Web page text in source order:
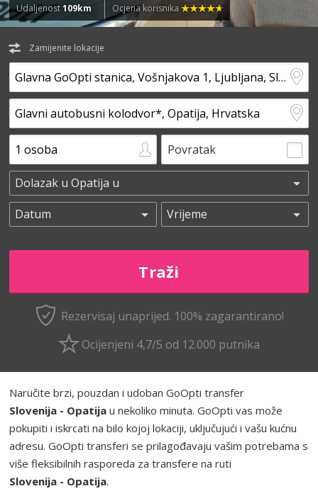
Udaljenost109km Ocjena korisnika
Zamijenite lokacije
Povratak
Rezervisaj unaprijed. 100% zagarantirano!
Ocijenjeni 4,7/5 od 12.000 putnika
Naručite brzi, pouzdan i udoban GoOpti transfer
Slovenija - Opatija u nekoliko minuta. GoOpti vas može
pokupiti i iskrcati na bilo kojoj lokaciji, uključujući i vašu kućnu
adresu. GoOpti transferi se prilagođavaju vašim potrebama s
više fleksibilnih rasporeda za transfere na ruti
Slovenija - Opatija.